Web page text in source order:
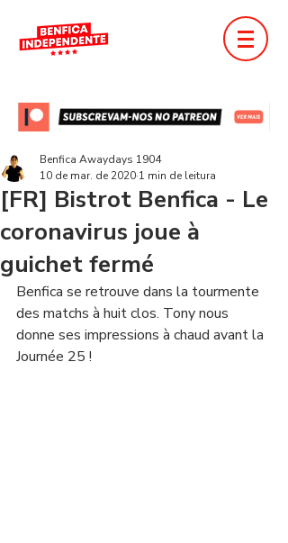
[FR] Bistrot Benfica - Le
coronavirus joue à
guichet fermé
Benfica Awaydays 1904
10 de mar. de 2020 1 min de leitura
Benfica se retrouve dans la tourmente
des matchs à huit clos. Tony nous
donne ses impressions à chaud avant la
Journée 25 !